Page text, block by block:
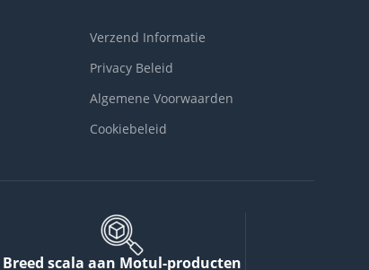
Verzend Informatie
Privacy Beleid
Algemene Voorwaarden
Cookiebeleid
Breed scala aan Motul-producten